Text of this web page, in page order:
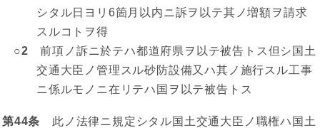
シタル日ヨリ6箇月以内ニ訴ヲ以テ其ノ増額ヲ請求
スルコトヲ得
○2 前項ノ訴ニ於テハ都道府県ヲ以テ被告トス但シ国土
交通大臣ノ管理スル砂防設備又ハ其ノ施行スル工事
ニ係ルモノニ在リテハ国ヲ以テ被告トス
第44条 此ノ法律ニ規定シタル国土交通大臣ノ職権ハ国土